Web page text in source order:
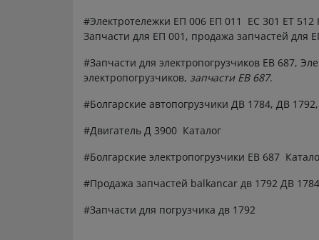
#Электротележки ЕП 006 ЕП 011 ЕС 301 ЕТ 512
Запчасти для ЕП 001, продажа запчастей для
#Запчасти для электропогрузчиков ЕВ 687,
электропогрузчиков, запчасти ЕВ 687.
#Болгарские автопогрузчики ДВ 1784, ДВ
#Двигатель Д 3900 Каталог
#Болгарские электропогрузчики ЕВ 687
#Продажа запчастей balkancar дв 1792 ДВ
#Запчасти для погрузчика дв 1792